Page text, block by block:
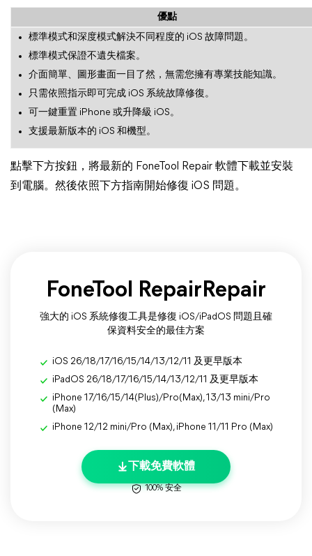
優點
標準模式和深度模式解決不同程度的 iOS 故障問題。
標準模式保證不遺失檔案。
介面簡單、圖形畫面一目了然，無需您擁有專業技能知識。
只需依照指示即可完成 iOS 系統故障修復。
可一鍵重置 iPhone 或升降級 iOS。
支援最新版本的 iOS 和機型。
點擊下方按鈕，將最新的 FoneTool Repair 軟體下載並安裝
到電腦。然後依照下方指南開始修復 iOS 問題。
FoneTool RepairRepair
強大的 iOS 系統修復工具是修復 iOS/iPadOS 問題且確
保資料安全的最佳方案
iOS 26/18/17/16/15/14/13/12/11 及更早版本
iPadOS 26/18/17/16/15/14/13/12/11 及更早版本
iPhone 17/16/15/14(Plus)/Pro(Max), 13/13 mini/Pro
(Max)
iPhone 12/12 mini/Pro (Max), iPhone 11/11 Pro (Max)
下載免費軟體
100% 安全